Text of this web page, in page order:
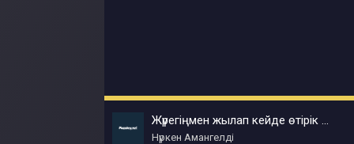
Жүрегіңмен жылап кейде өтірік күліп
Нүркен Амангелді